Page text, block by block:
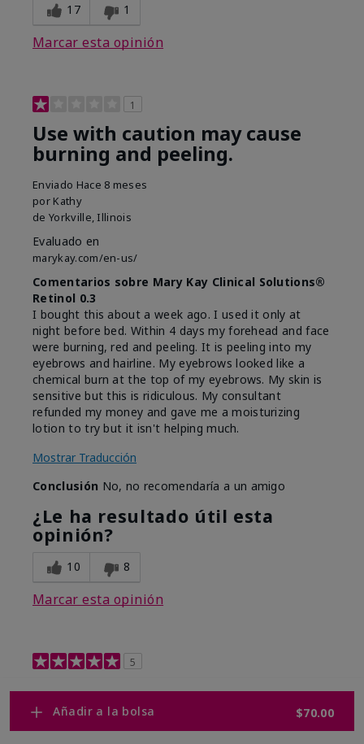
Añadir a la bolsa $70.00
17 1
Marcar esta opinión
1
Use with caution may cause
burning and peeling.
Enviado Hace 8 meses
por Kathy
de Yorkville, Illinois
Evaluado en
marykay.com/en-us/
Comentarios sobre Mary Kay Clinical Solutions®
Retinol 0.3
I bought this about a week ago. I used it only at
night before bed. Within 4 days my forehead and face
were burning, red and peeling. It is peeling into my
eyebrows and hairline. My eyebrows looked like a
chemical burn at the top of my eyebrows. My skin is
sensitive but this is ridiculous. My consultant
refunded my money and gave me a moisturizing
lotion to try but it isn't helping much.
Mostrar Traducción
Conclusión No, no recomendaría a un amigo
¿Le ha resultado útil esta
opinión?
10 8
Marcar esta opinión
5
Retinol 0.3
Enviado